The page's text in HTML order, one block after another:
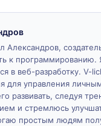
Александров,
к
в веб-разработку.
для управления
развивать, следуя
и стремлюсь
простым людям